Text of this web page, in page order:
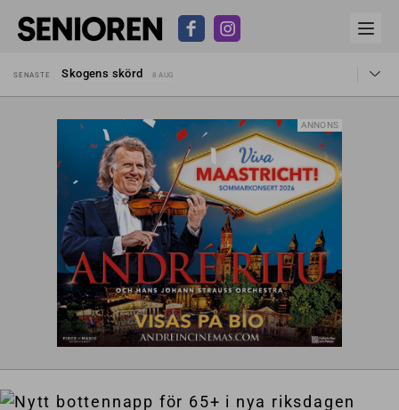
Hyror rusar ifrån äldres bostadstillägg
SENASTE
Misstänkt släppt – utredning fortsätter
Dom öppnar för rätt till garantipension
30 JUL
Snart kan telefonförsäljning förbjudas i Sverige
29 JUL
Hyror rusar ifrån äldres bostadstillägg
28 JUL
Skogens skörd 8 AUG
ANNONS